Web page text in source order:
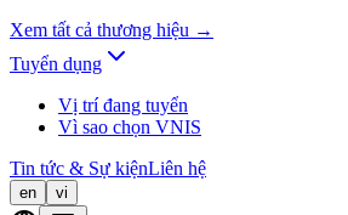
Xem tất cả thương hiệu →
Tuyển dụng
Vị trí đang tuyển
Vì sao chọn VNIS
Tin tức & Sự kiệnLiên hệ
en vi